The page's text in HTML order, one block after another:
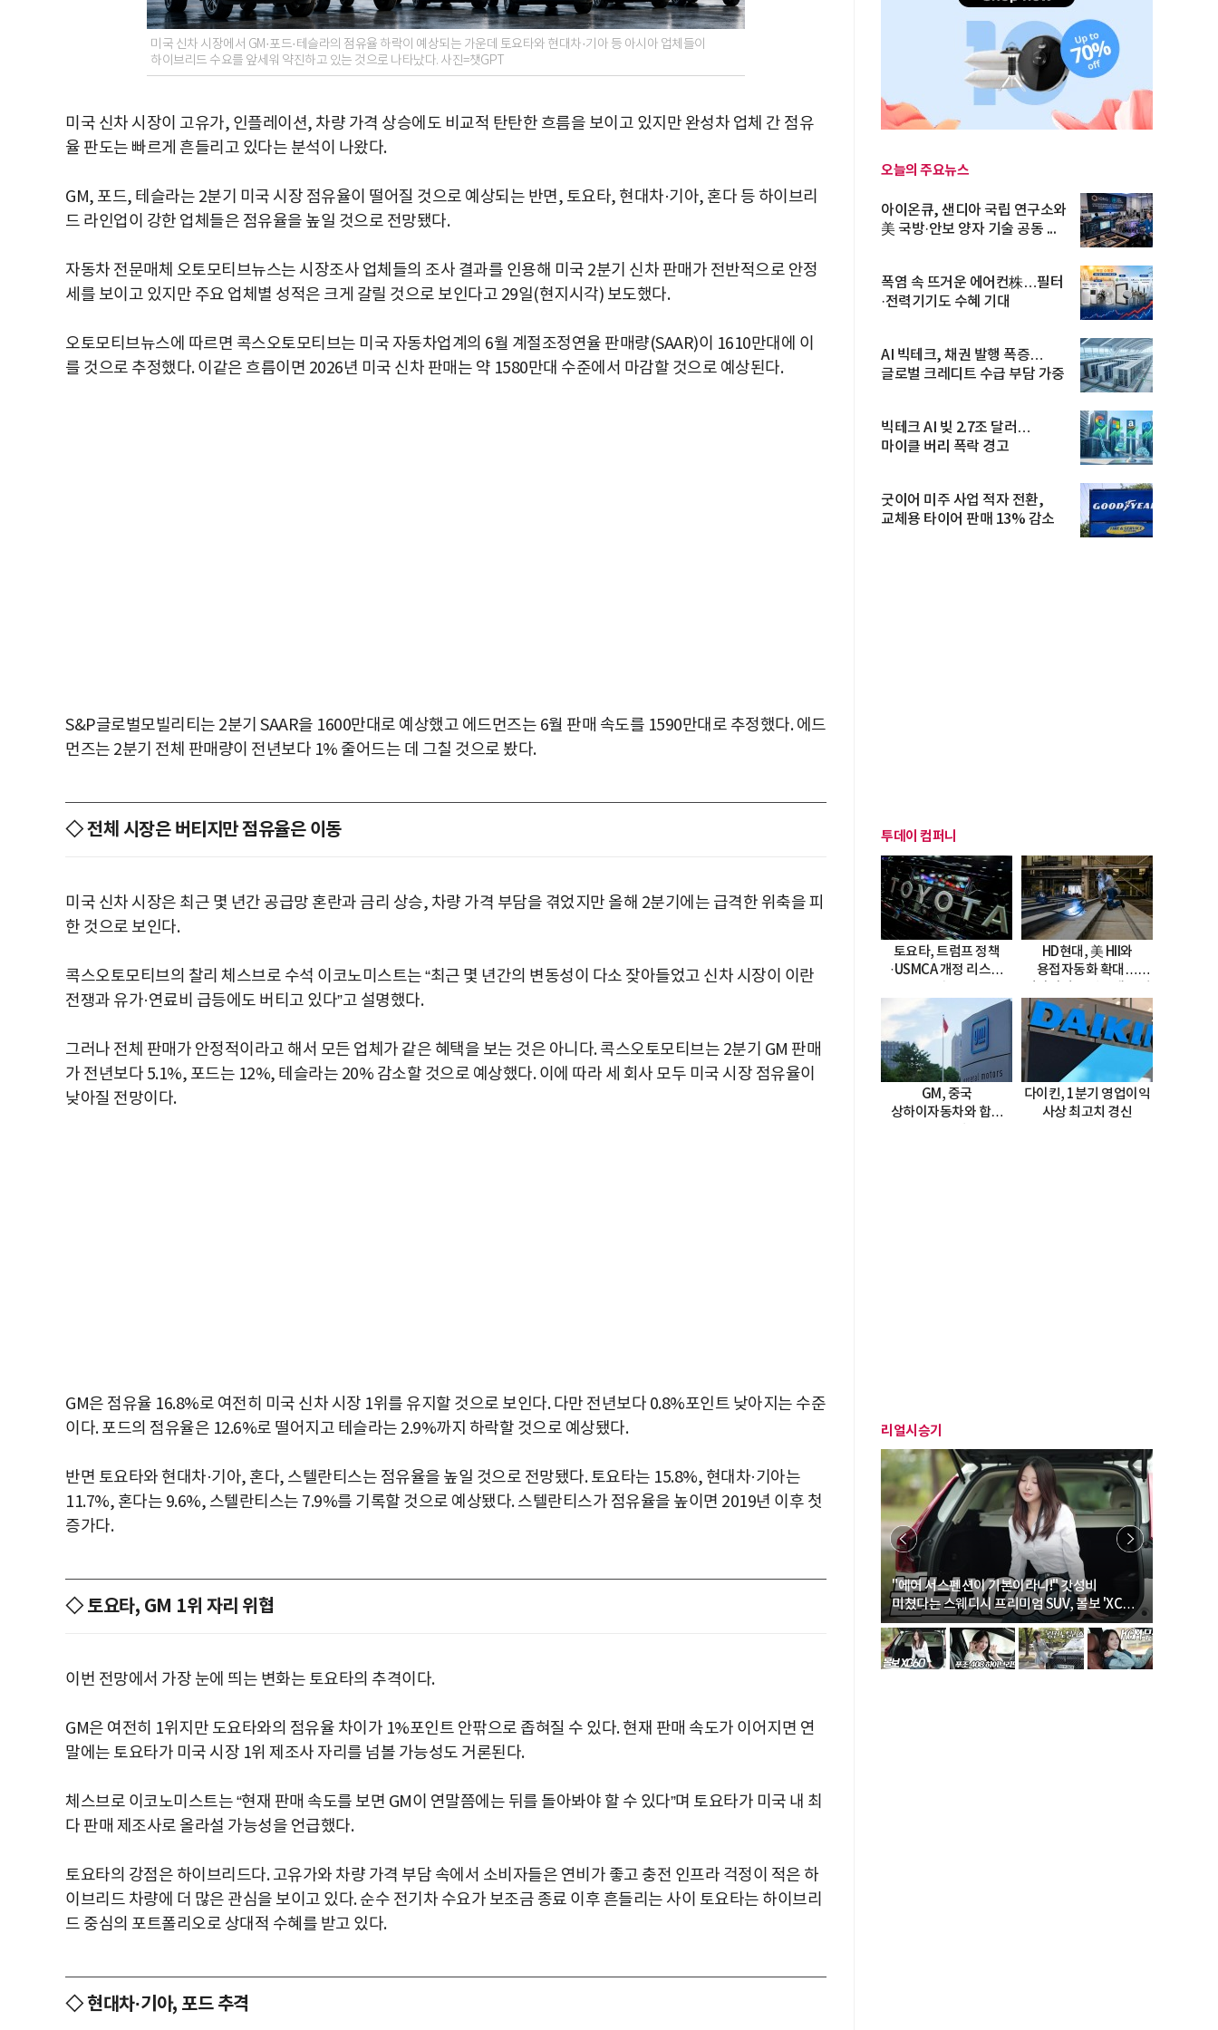
미국 신차 시장에서 GM·포드·테슬라의 점유율 하락이 예상되는 가운데 토요타와 현대차·기아 등 아시아 업체들이
하이브리드 수요를 앞세워 약진하고 있는 것으로 나타났다. 사진=챗GPT
미국 신차 시장이 고유가, 인플레이션, 차량 가격 상승에도 비교적 탄탄한 흐름을 보이고 있지만 완성차 업체 간 점유
율 판도는 빠르게 흔들리고 있다는 분석이 나왔다.
GM, 포드, 테슬라는 2분기 미국 시장 점유율이 떨어질 것으로 예상되는 반면, 토요타, 현대차·기아, 혼다 등 하이브리
드 라인업이 강한 업체들은 점유율을 높일 것으로 전망됐다.
자동차 전문매체 오토모티브뉴스는 시장조사 업체들의 조사 결과를 인용해 미국 2분기 신차 판매가 전반적으로 안정
세를 보이고 있지만 주요 업체별 성적은 크게 갈릴 것으로 보인다고 29일(현지시각) 보도했다.
오토모티브뉴스에 따르면 콕스오토모티브는 미국 자동차업계의 6월 계절조정연율 판매량(SAAR)이 1610만대에 이
를 것으로 추정했다. 이같은 흐름이면 2026년 미국 신차 판매는 약 1580만대 수준에서 마감할 것으로 예상된다.
S&P글로벌모빌리티는 2분기 SAAR을 1600만대로 예상했고 에드먼즈는 6월 판매 속도를 1590만대로 추정했다. 에드
먼즈는 2분기 전체 판매량이 전년보다 1% 줄어드는 데 그칠 것으로 봤다.
◇ 전체 시장은 버티지만 점유율은 이동
미국 신차 시장은 최근 몇 년간 공급망 혼란과 금리 상승, 차량 가격 부담을 겪었지만 올해 2분기에는 급격한 위축을 피
한 것으로 보인다.
콕스오토모티브의 찰리 체스브로 수석 이코노미스트는 “최근 몇 년간의 변동성이 다소 잦아들었고 신차 시장이 이란
전쟁과 유가·연료비 급등에도 버티고 있다”고 설명했다.
그러나 전체 판매가 안정적이라고 해서 모든 업체가 같은 혜택을 보는 것은 아니다. 콕스오토모티브는 2분기 GM 판매
가 전년보다 5.1%, 포드는 12%, 테슬라는 20% 감소할 것으로 예상했다. 이에 따라 세 회사 모두 미국 시장 점유율이
낮아질 전망이다.
GM은 점유율 16.8%로 여전히 미국 신차 시장 1위를 유지할 것으로 보인다. 다만 전년보다 0.8%포인트 낮아지는 수준
이다. 포드의 점유율은 12.6%로 떨어지고 테슬라는 2.9%까지 하락할 것으로 예상됐다.
반면 토요타와 현대차·기아, 혼다, 스텔란티스는 점유율을 높일 것으로 전망됐다. 토요타는 15.8%, 현대차·기아는
11.7%, 혼다는 9.6%, 스텔란티스는 7.9%를 기록할 것으로 예상됐다. 스텔란티스가 점유율을 높이면 2019년 이후 첫
증가다.
◇ 토요타, GM 1위 자리 위협
이번 전망에서 가장 눈에 띄는 변화는 토요타의 추격이다.
GM은 여전히 1위지만 도요타와의 점유율 차이가 1%포인트 안팎으로 좁혀질 수 있다. 현재 판매 속도가 이어지면 연
말에는 토요타가 미국 시장 1위 제조사 자리를 넘볼 가능성도 거론된다.
체스브로 이코노미스트는 “현재 판매 속도를 보면 GM이 연말쯤에는 뒤를 돌아봐야 할 수 있다”며 토요타가 미국 내 최
다 판매 제조사로 올라설 가능성을 언급했다.
토요타의 강점은 하이브리드다. 고유가와 차량 가격 부담 속에서 소비자들은 연비가 좋고 충전 인프라 걱정이 적은 하
이브리드 차량에 더 많은 관심을 보이고 있다. 순수 전기차 수요가 보조금 종료 이후 흔들리는 사이 토요타는 하이브리
드 중심의 포트폴리오로 상대적 수혜를 받고 있다.
◇ 현대차·기아, 포드 추격
오늘의 주요뉴스
아이온큐, 샌디아 국립 연구소와
美 국방·안보 양자 기술 공동 ...
폭염 속 뜨거운 에어컨株…필터
·전력기기도 수혜 기대
AI 빅테크, 채권 발행 폭증…
글로벌 크레디트 수급 부담 가중
빅테크 AI 빚 2.7조 달러…
마이클 버리 폭락 경고
굿이어 미주 사업 적자 전환,
교체용 타이어 판매 13% 감소
투데이 컴퍼니
토요타, 트럼프 정책
·USMCA 개정 리스크
HD현대, 美 HII와
용접자동화 확대…
도입
GM, 중국
상하이자동차와 합작
다이킨, 1분기 영업이익
사상 최고치 경신
리얼시승기
"에어 서스펜션이 기본이라니!" 갓성비
미쳤다는 스웨디시 프리미엄 SUV, 볼보 'XC60
B5 울트라'